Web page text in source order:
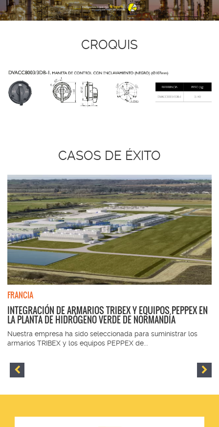
CROQUIS
CASOS DE ÉXITO
FRANCIA
INTEGRACIÓN DE ARMARIOS TRIBEX Y EQUIPOS PEPPEX EN
LA PLANTA DE HIDRÓGENO VERDE DE NORMANDÍA
Nuestra empresa ha sido seleccionada para suministrar los
armarios TRIBEX y los equipos PEPPEX de...